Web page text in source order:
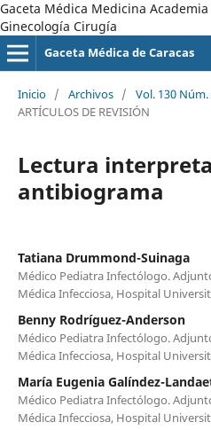
Gaceta Médica Medicina
Ginecología Cirugía
Gaceta Médica de Caracas
Inicio / Archivos / Vol. 130 Núm.
ARTÍCULOS DE REVISIÓN
Lectura
antibiograma
Tatiana Drummond-Suinaga
Médico Pediatra Infectólogo.
Médica Infecciosa, Hospital
Benny Rodríguez-Anderson
Médico Pediatra Infectólogo.
Médica Infecciosa, Hospital
María Eugenia Galíndez-
Médico Pediatra Infectólogo.
Médica Infecciosa, Hospital